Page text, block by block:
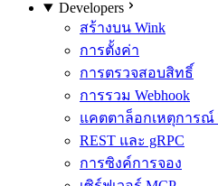
Developers
สร้างบน Wink
การตั้งค่า
การตรวจสอบสิทธิ์
การรวม Webhook
แคตตาล็อกเหตุการณ์
REST และ gRPC
การซิงค์การจอง